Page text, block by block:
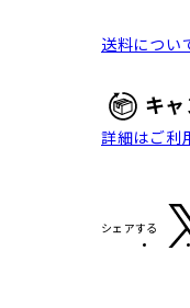
送料につい
キ
詳細はご利
シェアする